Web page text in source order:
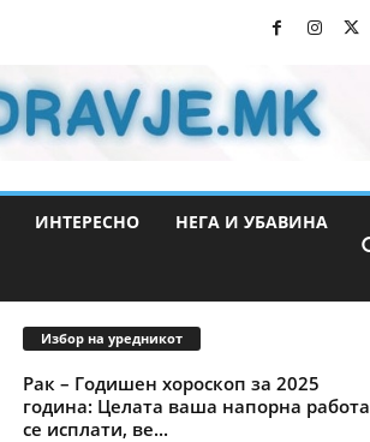
ИНТЕРЕСНО НЕГА И УБАВИНА
Избор на уредникот
Рак – Годишен хороскоп за 2025
година: Целата ваша напорна работа
се исплати, ве...